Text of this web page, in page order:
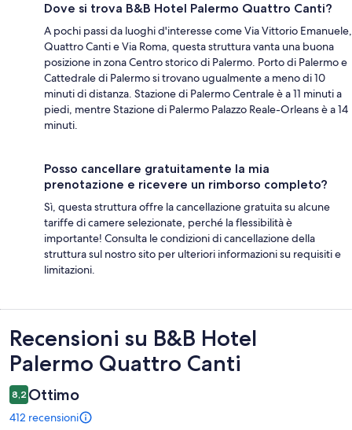
Dove si trova B&B Hotel Palermo Quattro Canti?
A pochi passi da luoghi d'interesse come Via Vittorio Emanuele,
Quattro Canti e Via Roma, questa struttura vanta una buona
posizione in zona Centro storico di Palermo. Porto di Palermo e
Cattedrale di Palermo si trovano ugualmente a meno di 10
minuti di distanza. Stazione di Palermo Centrale è a 11 minuti a
piedi, mentre Stazione di Palermo Palazzo Reale-Orleans è a 14
minuti.
Posso cancellare gratuitamente la mia
prenotazione e ricevere un rimborso completo?
Sì, questa struttura offre la cancellazione gratuita su alcune
tariffe di camere selezionate, perché la flessibilità è
importante! Consulta le condizioni di cancellazione della
struttura sul nostro sito per ulteriori informazioni su requisiti e
limitazioni.
Recensioni
Recensioni su B&B Hotel
Palermo Quattro Canti
8,2 Ottimo
412 recensioni